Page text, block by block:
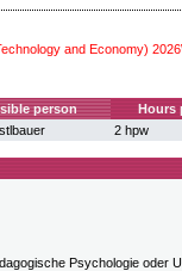
and Economy)
person Hours
2 hpw
Psychologie oder